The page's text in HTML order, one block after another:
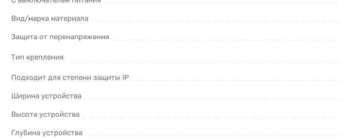
Вид/марка материала
Защита от перенапряжения
Тип крепления
Подходит для степени защиты IP
Ширина устройства
Высота устройства
Глубина устройства